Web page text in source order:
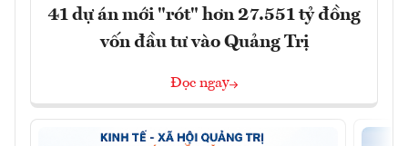
41 dự án mới "rót" hơn 27.551 tỷ đồng
vốn đầu tư vào Quảng Trị
Đọc ngay